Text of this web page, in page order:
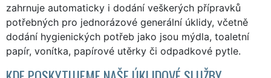
zahrnuje automaticky i dodání veškerých přípravků
potřebných pro jednorázové generální úklidy, včetně
dodání hygienických potřeb jako jsou mýdla, toaletní
papír, vonítka, papírové utěrky či odpadkové pytle.